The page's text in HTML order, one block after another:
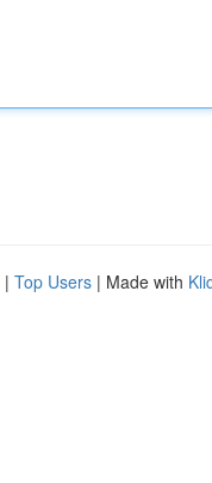
| Top Users | Made with